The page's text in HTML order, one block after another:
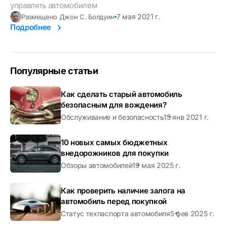
управлять автомобилем
Размещено Джон С. Болдуин 7 мая 2021 г.
Подробнее
Популярные статьи
Как сделать старый автомобиль
безопасным для вождения?
Обслуживание и безопасность15 янв 2021 г.
10 новых самых бюджетных
внедорожников для покупки
Обзоры автомобилей19 мая 2025 г.
Как проверить наличие залога на
автомобиль перед покупкой
Статус техпаспорта автомобиля5 фев 2025 г.